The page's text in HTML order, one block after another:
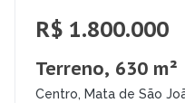
R$ 1.800.000
Terreno, 630 m²
Centro, Mata de São